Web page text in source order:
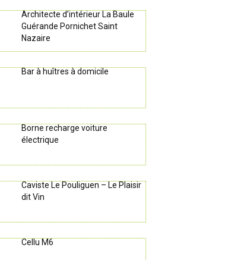
Architecte d’intérieur La Baule
Guérande Pornichet Saint
Nazaire
Bar à huîtres à domicile
Borne recharge voiture
électrique
Caviste Le Pouliguen – Le Plaisir
dit Vin
Cellu M6